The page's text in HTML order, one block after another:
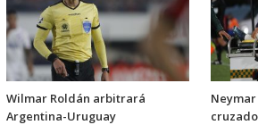
Wilmar Roldán arbitrará
Argentina-Uruguay